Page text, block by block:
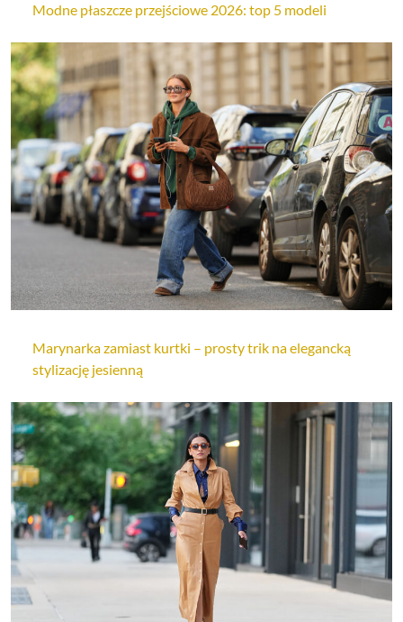
Modne płaszcze przejściowe 2026: top 5 modeli
Marynarka zamiast kurtki – prosty trik na elegancką
stylizację jesienną